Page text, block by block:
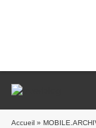
Accueil »